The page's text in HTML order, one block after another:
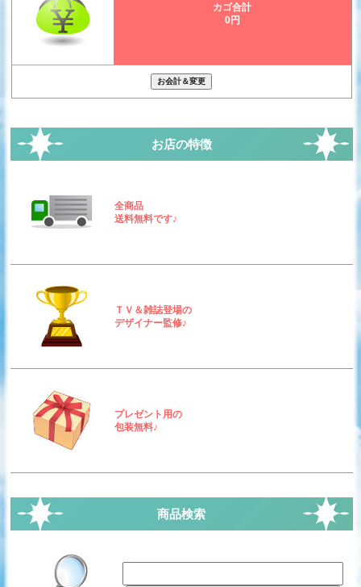
カゴ合計
0円
お店の特徴
全商品
送料無料です♪
ＴＶ＆雑誌登場の
デザイナー監修♪
プレゼント用の
包装無料♪
商品検索